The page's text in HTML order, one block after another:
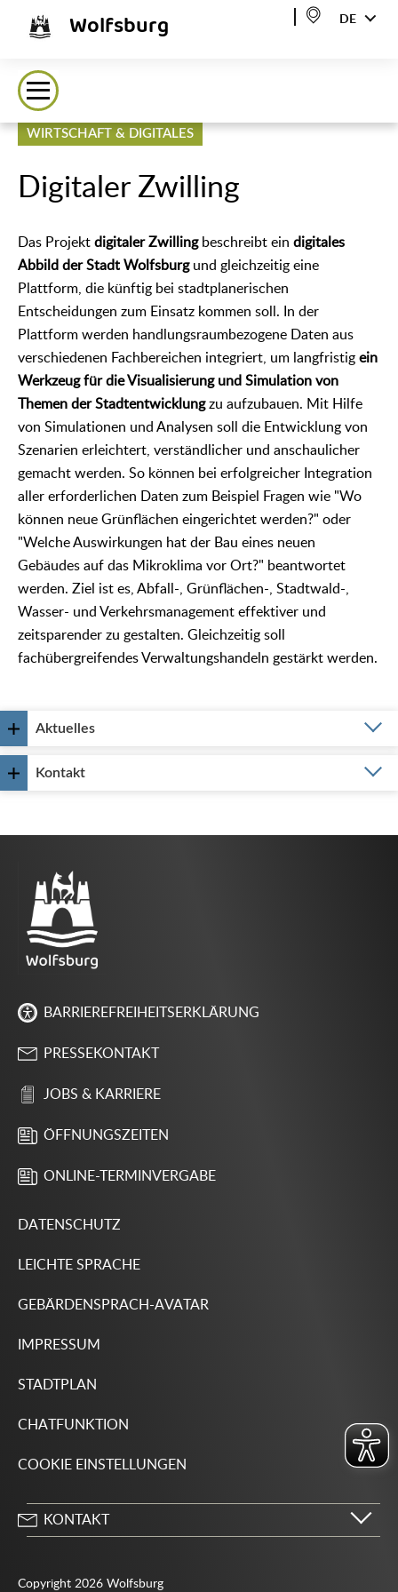
Wolfsburg DE
WIRTSCHAFT & DIGITALES
Digitaler Zwilling
Das Projekt digitaler Zwillingbeschreibt ein digitales
Abbild der Stadt Wolfsburgund gleichzeitig eine
Plattform, die künftig bei stadtplanerischen
Entscheidungen zum Einsatz kommen soll. In der
Plattform werden handlungsraumbezogene Daten aus
verschiedenen Fachbereichen integriert, um langfristig ein
Werkzeug für die Visualisierung und Simulation von
Themen der Stadtentwicklungzu aufzubauen. Mit Hilfe
von Simulationen und Analysen soll die Entwicklung von
Szenarien erleichtert, verständlicher und anschaulicher
gemacht werden. So können bei erfolgreicher Integration
aller erforderlichen Daten zum Beispiel Fragen wie "Wo
können neue Grünflächen eingerichtet werden?" oder
"Welche Auswirkungen hat der Bau eines neuen
Gebäudes auf das Mikroklima vor Ort?" beantwortet
werden. Ziel ist es, Abfall-, Grünflächen-, Stadtwald-,
Wasser- und Verkehrsmanagement effektiver und
zeitsparender zu gestalten. Gleichzeitig soll
fachübergreifendes Verwaltungshandeln gestärkt werden.
Aktuelles
Kontakt
BARRIEREFREIHEITSERKLÄRUNG
PRESSEKONTAKT
JOBS & KARRIERE
ÖFFNUNGSZEITEN
ONLINE-TERMINVERGABE
DATENSCHUTZ
LEICHTE SPRACHE
GEBÄRDENSPRACH-AVATAR
IMPRESSUM
STADTPLAN
CHATFUNKTION
COOKIE EINSTELLUNGEN
KONTAKT
Copyright 2026 Wolfsburg